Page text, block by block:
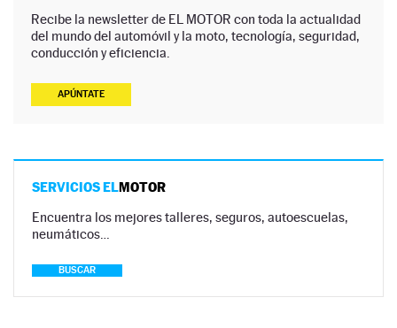
Recibe la newsletter de EL MOTOR con toda la actualidad
del mundo del automóvil y la moto, tecnología, seguridad,
conducción y eficiencia.
APÚNTATE
SERVICIOS ELMOTOR
Encuentra los mejores talleres, seguros, autoescuelas,
neumáticos…
BUSCAR